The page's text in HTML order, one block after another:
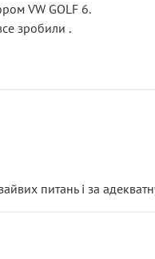
VW GOLF 6.
зробили .
питань і за